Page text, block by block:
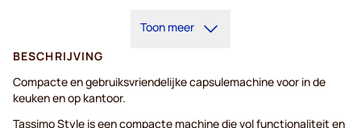
Toon meer
BESCHRIJVING
Compacte en gebruiksvriendelijke capsulemachine voor in de
keuken en op kantoor.
Tassimo Style is een compacte machine die vol functionaliteit en